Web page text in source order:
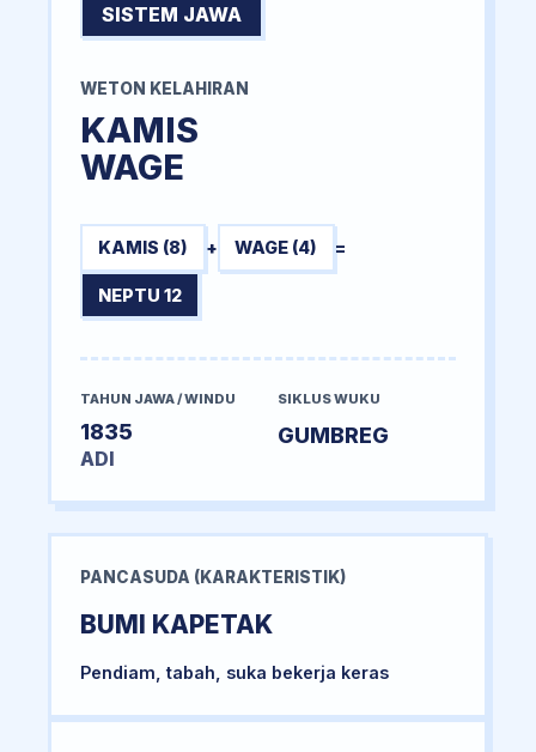
SISTEM JAWA
WETON KELAHIRAN
KAMIS
WAGE
KAMIS (8) + WAGE (4) =
NEPTU 12
TAHUN JAWA / WINDU
1835
ADI
SIKLUS WUKU
GUMBREG
PANCASUDA (KARAKTERISTIK)
BUMI KAPETAK
Pendiam, tabah, suka bekerja keras